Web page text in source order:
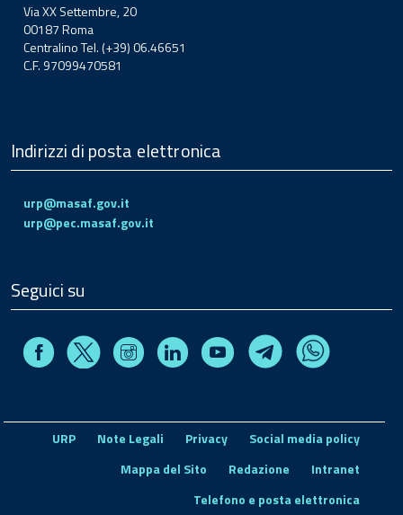
Via XX Settembre, 20
00187 Roma
Centralino Tel. (+39) 06.46651
C.F. 97099470581
Indirizzi di posta elettronica
urp@masaf.gov.it
urp@pec.masaf.gov.it
Seguici su
FacebookX InstagramLinkedin Youtube TelegramWhatsapp
URP Note Legali Privacy
Social media policy
Mappa del Sito
Redazione
Intranet
Telefono e posta elettronica